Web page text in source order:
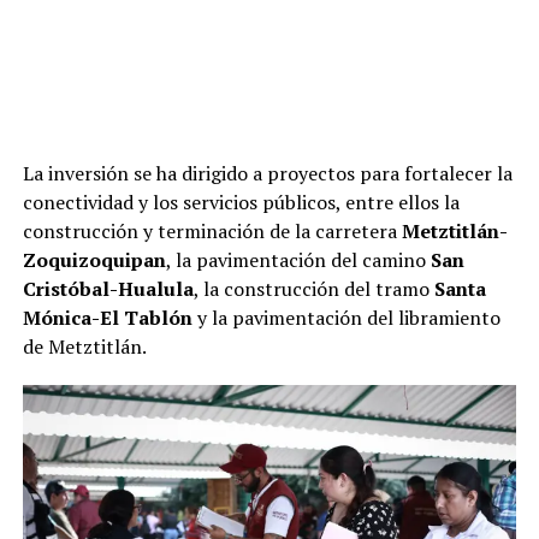
La inversión se ha dirigido a proyectos para fortalecer la
conectividad y los servicios públicos, entre ellos la
construcción y terminación de la carreteraMetztitlán-
Zoquizoquipan, la pavimentación del camino San
Cristóbal-Hualula, la construcción del tramo Santa
Mónica-El Tablóny la pavimentación del libramiento
de Metztitlán.